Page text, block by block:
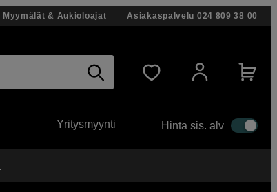
Myymälät & Aukioloajat Asiakaspalvelu 024 809 38 00
Yritysmyynti Hinta sis. alv